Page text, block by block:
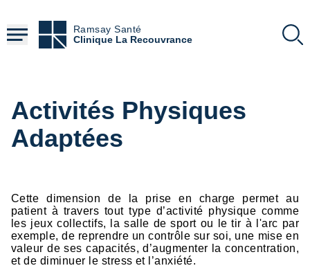
contenu
principal
Ramsay Santé
Clinique La Recouvrance
Activités Physiques
Adaptées
Cette dimension de la prise en charge permet au
patient à travers tout type d’activité physique comme
les jeux collectifs, la salle de sport ou le tir à l'arc par
exemple, de reprendre un contrôle sur soi, une mise en
valeur de ses capacités, d’augmenter la concentration,
et de diminuer le stress et l’anxiété.